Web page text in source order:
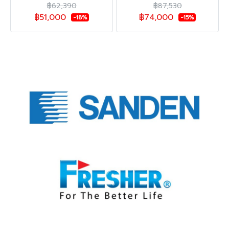
฿62,390
฿51,000 -18%
฿87,530
฿74,000 -15%